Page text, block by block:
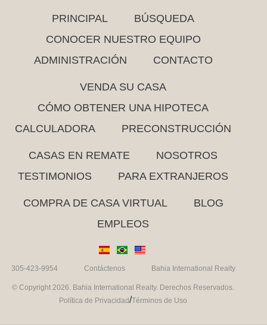
PRINCIPAL
BÚSQUEDA
CONOCER NUESTRO EQUIPO
ADMINISTRACIÓN
CONTACTO
VENDA SU CASA
CÓMO OBTENER UNA HIPOTECA
CALCULADORA
PRECONSTRUCCIÓN
CASAS EN REMATE
NOSOTROS
TESTIMONIOS
PARA EXTRANJEROS
COMPRA DE CASA VIRTUAL
BLOG
EMPLEOS
305-423-9954 Contáctenos Bahia International Realty
© Copyright 2026. Bahia International Realty. Derechos Reservados.
Política de Privacidad/Términos de Uso